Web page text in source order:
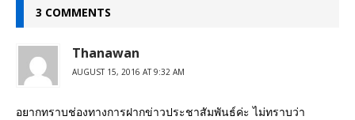
3 COMMENTS
Thanawan
AUGUST 15, 2016 AT 9:32 AM
อยากทราบช่องทางการฝากข่าวประชาสัมพันธ์ค่ะ ไม่ทราบว่า